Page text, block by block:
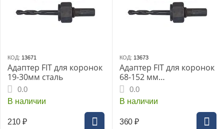
КОД: 13671
Адаптер FIT для коронок
19-30мм сталь
0.0
В наличии
210 ₽
КОД: 13673
Адаптер FIT для коронок
68-152 мм
шестигр.хвостовик
(36769i)
0.0
В наличии
360 ₽